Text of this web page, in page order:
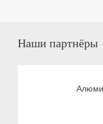
Наши партнёры